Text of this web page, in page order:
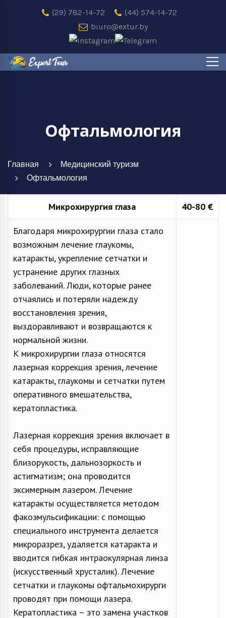
(29) 782-14-72
(44) 574-14-72
biuro@extur.by
Офтальмология
Главная
Медицинский туризм
Офтальмология
Микрохирургия глаза 40-80 €
Благодаря микрохирургии глаза стало
возможным лечение глаукомы,
катаракты, укрепление сетчатки и
устранение других глазных
заболеваний. Люди, которые ранее
отчаялись и потеряли надежду
восстановления зрения,
выздоравливают и возвращаются к
нормальной жизни.
К микрохирургии глаза относятся
лазерная коррекция зрения, лечение
катаракты, глаукомы и сетчатки путем
оперативного вмешательства,
кератопластика.
Лазерная коррекция зрения включает в
себя процедуры, исправляющие
близорукость, дальнозоркость и
астигматизм; она проводится
эксимерным лазером. Лечение
катаракты осуществляется методом
факоэмульсификации: с помощью
специального инструмента делается
микроразрез, удаляется катаракта и
вводится гибкая интраокулярная линза
(искусственный хрусталик). Лечение
сетчатки и глаукомы офтальмохирурги
проводят при помощи лазера.
Кератопластика – это замена участков